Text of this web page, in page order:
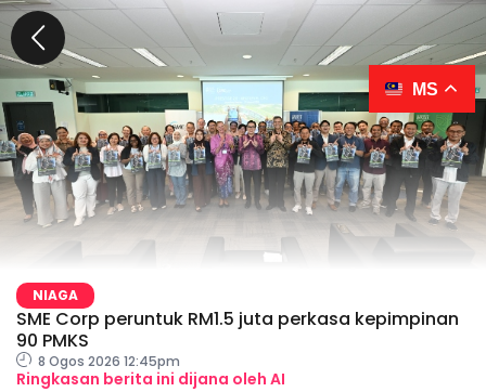
NIAGA
SME Corp peruntuk RM1.5 juta perkasa kepimpinan
90 PMKS
8 Ogos 2026 12:45pm
Ringkasan berita ini dijana oleh AI
MS